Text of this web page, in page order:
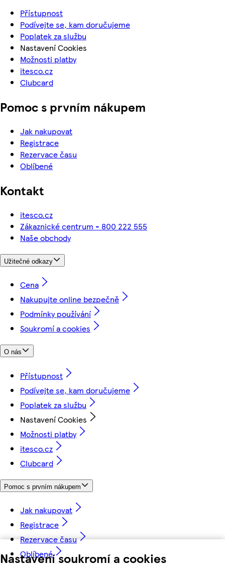
Nastavení soukromí a cookies
Přístupnost
Podívejte se, kam doručujeme
Poplatek za službu
Nastavení Cookies
Možnosti platby
itesco.cz
Clubcard
Pomoc s prvním nákupem
Jak nakupovat
Registrace
Rezervace času
Oblíbené
Kontakt
itesco.cz
Zákaznické centrum - 800 222 555
Naše obchody
Užitečné odkazy
Cena
Nakupujte online bezpečně
Podmínky používání
Soukromí a cookies
O nás
Přístupnost
Podívejte se, kam doručujeme
Poplatek za službu
Nastavení Cookies
Možnosti platby
itesco.cz
Clubcard
Pomoc s prvním nákupem
Jak nakupovat
Registrace
Rezervace času
Oblíbené